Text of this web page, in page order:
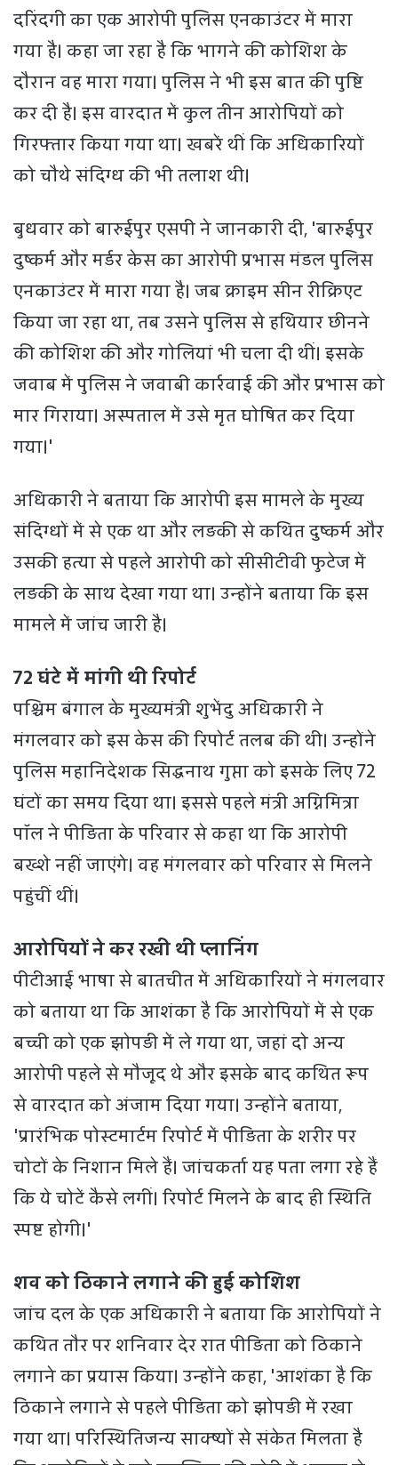
दरिंदगी का एक आरोपी पुलिस एनकाउंटर में मारा
गया है। कहा जा रहा है कि भागने की कोशिश के
दौरान वह मारा गया। पुलिस ने भी इस बात की पुष्टि
कर दी है। इस वारदात में कुल तीन आरोपियों को
गिरफ्तार किया गया था। खबरें थीं कि अधिकारियों
को चौथे संदिग्ध की भी तलाश थी।
बुधवार को बारुईपुर एसपी ने जानकारी दी, 'बारुईपुर
दुष्कर्म और मर्डर केस का आरोपी प्रभास मंडल पुलिस
एनकाउंटर में मारा गया है। जब क्राइम सीन रीक्रिएट
किया जा रहा था, तब उसने पुलिस से हथियार छीनने
की कोशिश की और गोलियां भी चला दी थीं। इसके
जवाब में पुलिस ने जवाबी कार्रवाई की और प्रभास को
मार गिराया। अस्पताल में उसे मृत घोषित कर दिया
गया।'
अधिकारी ने बताया कि आरोपी इस मामले के मुख्य
संदिग्धों में से एक था और लड़की से कथित दुष्कर्म और
उसकी हत्या से पहले आरोपी को सीसीटीवी फुटेज में
लड़की के साथ देखा गया था। उन्होंने बताया कि इस
मामले में जांच जारी है।
72 घंटे में मांगी थी रिपोर्ट
पश्चिम बंगाल के मुख्यमंत्री शुभेंदु अधिकारी ने
मंगलवार को इस केस की रिपोर्ट तलब की थी। उन्होंने
पुलिस महानिदेशक सिद्धनाथ गुप्ता को इसके लिए 72
घंटों का समय दिया था। इससे पहले मंत्री अग्निमित्रा
पॉल ने पीड़िता के परिवार से कहा था कि आरोपी
बख्शे नहीं जाएंगे। वह मंगलवार को परिवार से मिलने
पहुंचीं थीं।
आरोपियों ने कर रखी थी प्लानिंग
पीटीआई भाषा से बातचीत में अधिकारियों ने मंगलवार
को बताया था कि आशंका है कि आरोपियों में से एक
बच्ची को एक झोपड़ी में ले गया था, जहां दो अन्य
आरोपी पहले से मौजूद थे और इसके बाद कथित रूप
से वारदात को अंजाम दिया गया। उन्होंने बताया,
'प्रारंभिक पोस्टमार्टम रिपोर्ट में पीड़िता के शरीर पर
चोटों के निशान मिले हैं। जांचकर्ता यह पता लगा रहे हैं
कि ये चोटें कैसे लगीं। रिपोर्ट मिलने के बाद ही स्थिति
स्पष्ट होगी।'
शव को ठिकाने लगाने की हुई कोशिश
जांच दल के एक अधिकारी ने बताया कि आरोपियों ने
कथित तौर पर शनिवार देर रात पीड़िता को ठिकाने
लगाने का प्रयास किया। उन्होंने कहा, 'आशंका है कि
ठिकाने लगाने से पहले पीड़िता को झोपड़ी में रखा
गया था। परिस्थितिजन्य साक्ष्यों से संकेत मिलता है